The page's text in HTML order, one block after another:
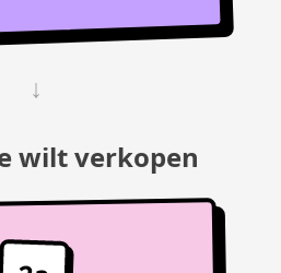
↓
wilt verkopen